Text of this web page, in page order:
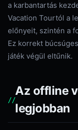
a karbantartás
Vacation Tourtól a
előnyeit, szintén a
Ez korrekt
játék végül eltűnik.
Az offline
legjobban